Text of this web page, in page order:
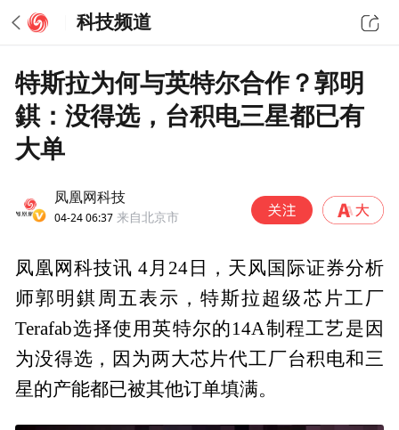
科技频道
特斯拉为何与英特尔合作？郭明
錤：没得选，台积电三星都已有
大单
凤凰网科技
04-24 06:37 来自北京市
凤凰网科技讯 4月24日，天风国际证券分析
师郭明錤周五表示，特斯拉超级芯片工厂
Terafab选择使用英特尔的14A制程工艺是因
为没得选，因为两大芯片代工厂台积电和三
星的产能都已被其他订单填满。